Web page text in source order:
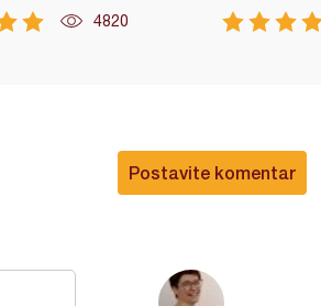
4820
Postavite komentar